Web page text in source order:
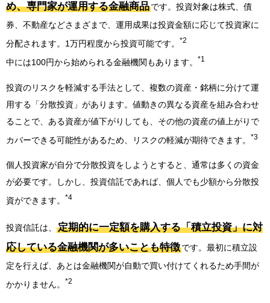
め、専門家が運用する金融商品です。投資対象は株式、債
券、不動産などさまざまで、運用成果は投資金額に応じて投資家に
分配されます。1万円程度から投資可能です。
*2
中には100円から始められる金融機関もあります。 *1
投資のリスクを軽減する手法として、複数の資産・銘柄に分けて運
用する「分散投資」があります。値動きの異なる資産を組み合わせ
ることで、ある資産が値下がりしても、その他の資産の値上がりで
カバーできる可能性があるため、リスクの軽減が期待できます。
*3
個人投資家が自分で分散投資をしようとすると、通常は多くの資金
が必要です。しかし、投資信託であれば、個人でも少額から分散投
資ができます。
*4
投資信託は、
定期的に一定額を購入する「積立投資」に対
応している金融機関が多いことも特徴です。最初に積立設
定を行えば、あとは金融機関が自動で買い付けてくれるため手間が
かかりません。
*2